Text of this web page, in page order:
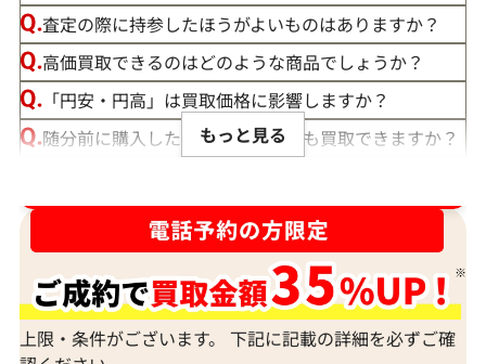
査定の際に持参したほうがよいものはありますか？
高価買取できるのはどのような商品でしょうか？
「円安・円高」は買取価格に影響しますか？
随分前に購入したダイヤモンドでも買取できますか？
宝石の大きさは買取価格に影響する？
ダイヤモンドの買取価格には、どんなことが影響しま
すか？
身分証明書がなぜ必要？
もっと見る
上限・条件がございます。 下記に記載の詳細を必ずご確